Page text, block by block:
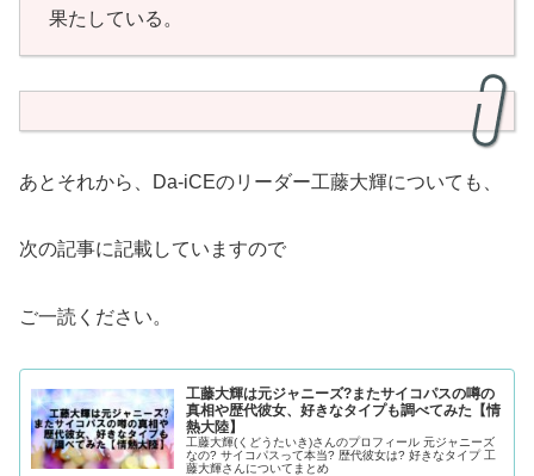
果たしている。
あとそれから、Da-iCEのリーダー工藤大輝についても、
次の記事に記載していますので
ご一読ください。
工藤大輝は元ジャニーズ?またサイコパスの噂の
真相や歴代彼女、好きなタイプも調べてみた【情
熱大陸】
工藤大輝(くどうたいき)さんのプロフィール 元ジャニーズ
なの? サイコパスって本当? 歴代彼女は? 好きなタイプ 工
藤大輝さんについてまとめ